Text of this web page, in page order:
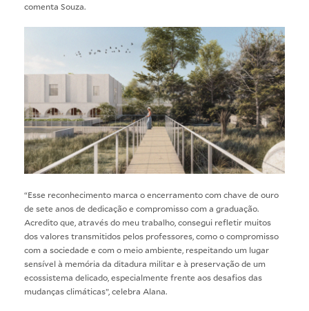
comenta Souza.
“Esse reconhecimento marca o encerramento com chave de ouro
de sete anos de dedicação e compromisso com a graduação.
Acredito que, através do meu trabalho, consegui refletir muitos
dos valores transmitidos pelos professores, como o compromisso
com a sociedade e com o meio ambiente, respeitando um lugar
sensível à memória da ditadura militar e à preservação de um
ecossistema delicado, especialmente frente aos desafios das
mudanças climáticas”, celebra Alana.